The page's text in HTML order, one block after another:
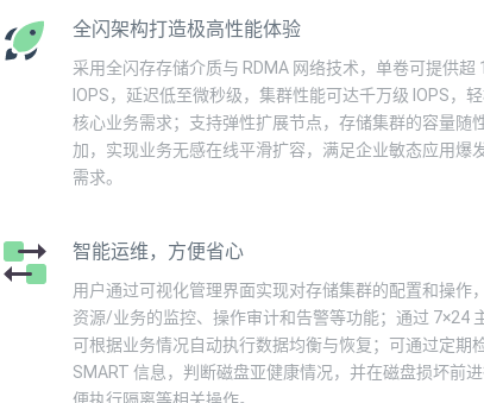
全闪架构打造极高性能体验
采用全闪存存储介质与 RDMA 网络技术，单卷可提供超
IOPS，延迟低至微秒级，集群性能可达千万级 IOPS，
核心业务需求；支持弹性扩展节点，存储集群的容量随
加，实现业务无感在线平滑扩容，满足企业敏态应用爆
需求。
智能运维，方便省心
用户通过可视化管理界面实现对存储集群的配置和操作
资源/业务的监控、操作审计和告警等功能；通过 7×24
可根据业务情况自动执行数据均衡与恢复；可通过定期
SMART 信息，判断磁盘亚健康情况，并在磁盘损坏前